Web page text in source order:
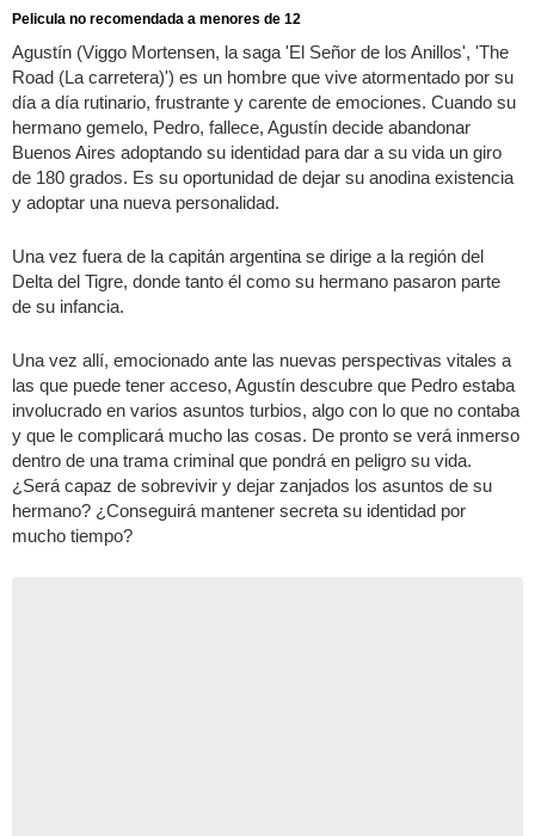
Pelicula no recomendada a menores de 12
Agustín (Viggo Mortensen, la saga 'El Señor de los Anillos', 'The
Road (La carretera)') es un hombre que vive atormentado por su
día a día rutinario, frustrante y carente de emociones. Cuando su
hermano gemelo, Pedro, fallece, Agustín decide abandonar
Buenos Aires adoptando su identidad para dar a su vida un giro
de 180 grados. Es su oportunidad de dejar su anodina existencia
y adoptar una nueva personalidad.
Una vez fuera de la capitán argentina se dirige a la región del
Delta del Tigre, donde tanto él como su hermano pasaron parte
de su infancia.
Una vez allí, emocionado ante las nuevas perspectivas vitales a
las que puede tener acceso, Agustín descubre que Pedro estaba
involucrado en varios asuntos turbios, algo con lo que no contaba
y que le complicará mucho las cosas. De pronto se verá inmerso
dentro de una trama criminal que pondrá en peligro su vida.
¿Será capaz de sobrevivir y dejar zanjados los asuntos de su
hermano? ¿Conseguirá mantener secreta su identidad por
mucho tiempo?